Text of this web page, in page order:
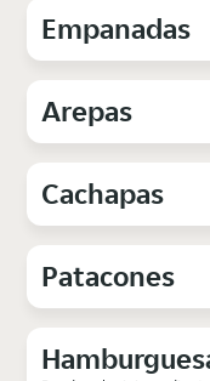
Empanadas
Arepas
Cachapas
Patacones